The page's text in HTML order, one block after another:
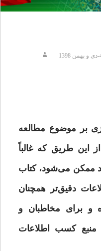
بر موضوع مطالعه
این طریق که غالباً
ممکن می‌شود، کتاب
دقیق‌تر همچنان
و برای مخاطبان و
منبع کسب اطلاعات